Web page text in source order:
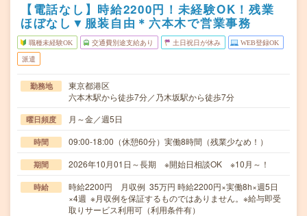
【電話なし】時給2200円！未経験OK！残業
ほぼなし▼服装自由＊六本木で営業事務
職種未経験OK 交通費別途支給あり 土日祝日が休み WEB登録OK
派遣
勤務地
東京都港区
六本木駅から徒歩7分／乃木坂駅から徒歩7分
曜日頻度 月～金／週5日
時間 09:00-18:00（休憩60分）実働8時間（残業少なめ！）
期間 2026年10月01日～長期 ※開始日相談OK ※10月～！
時給
時給2200円 月収例 35万円 時給2200円×実働8h×週5日
×4週 ※月収例を保証するものではありません。※給与即受
取りサービス利用可（利用条件有）